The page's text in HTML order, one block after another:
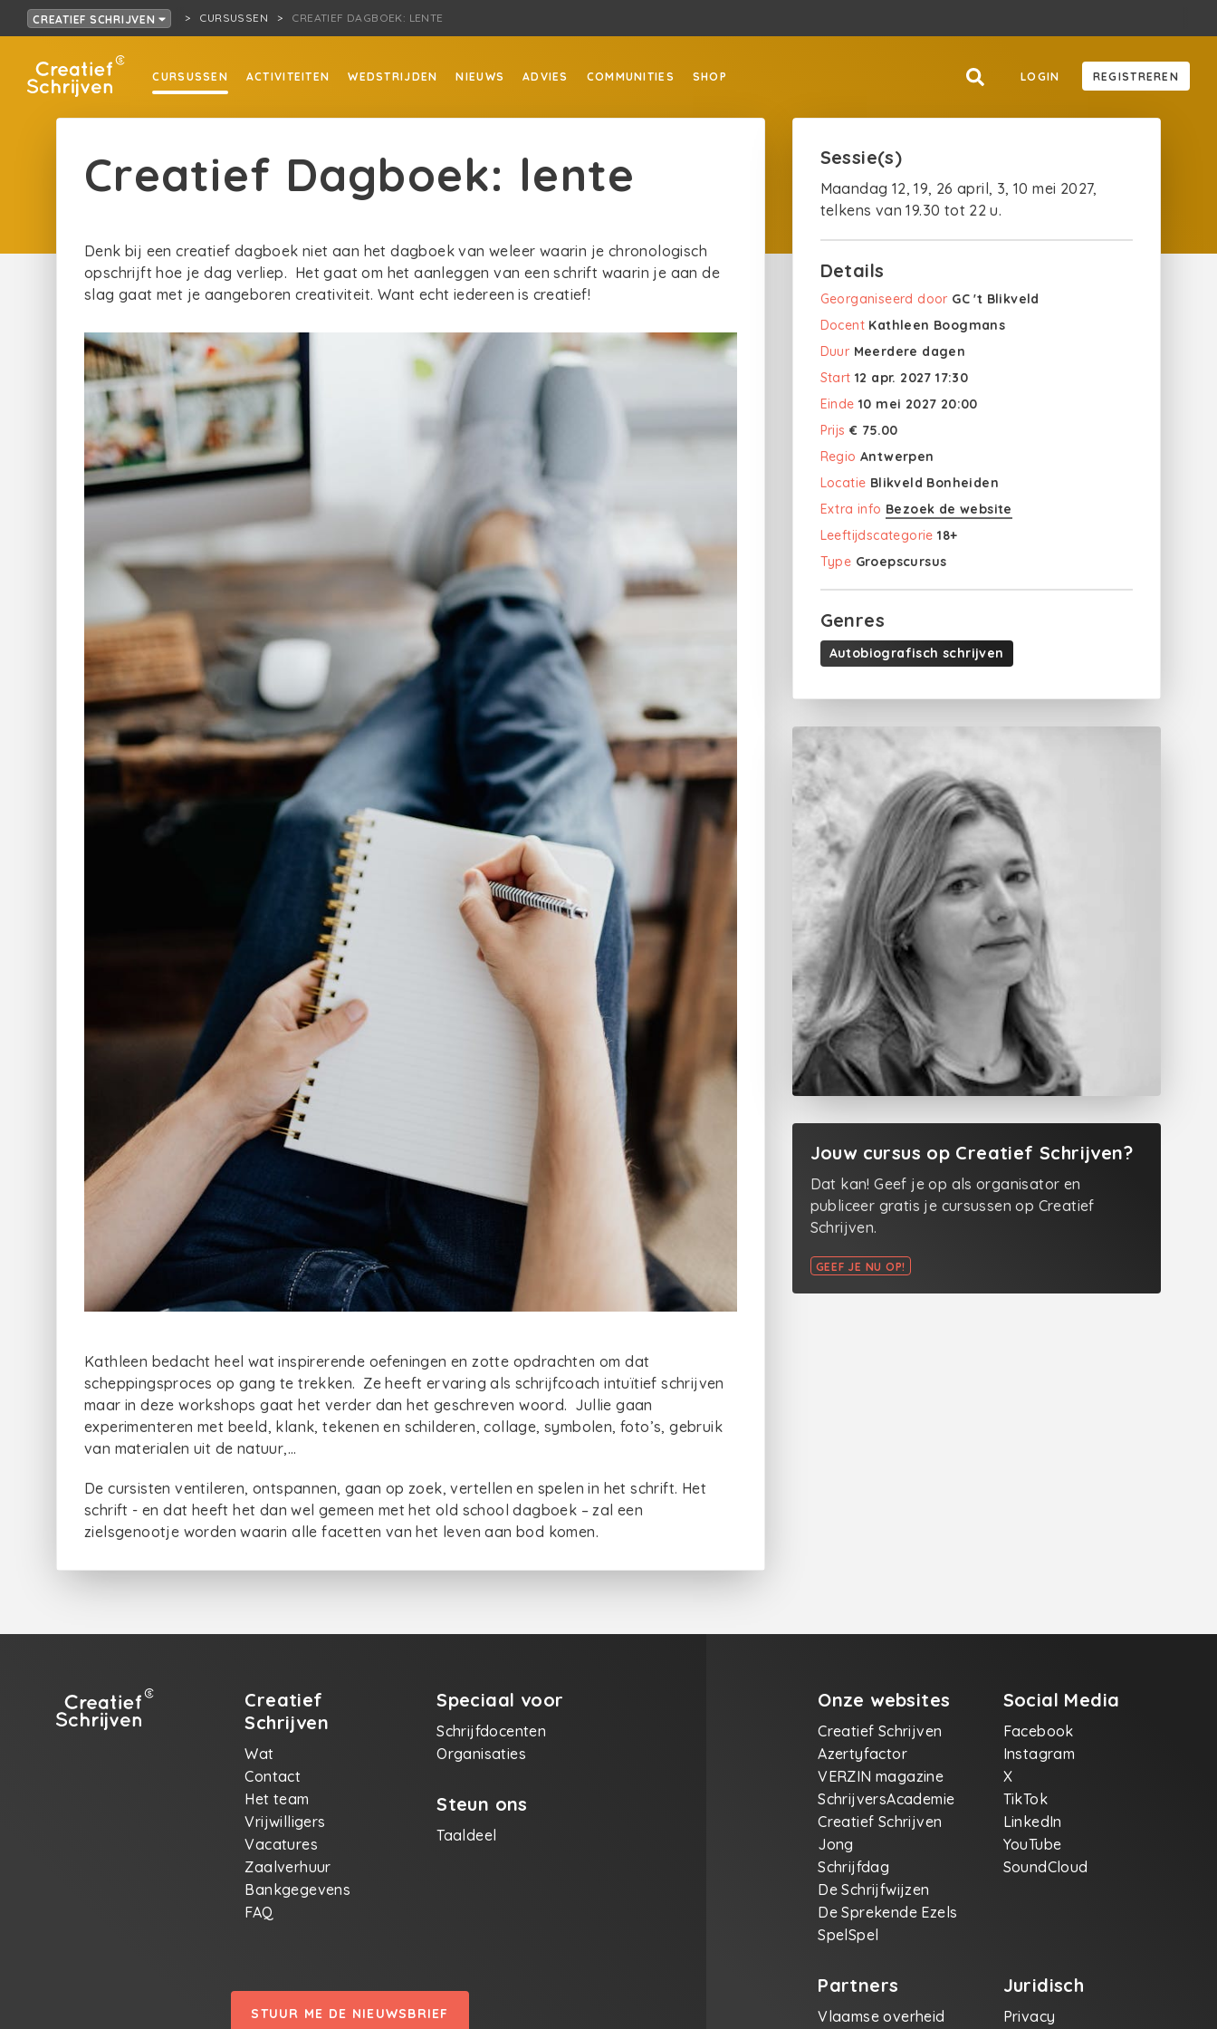
CREATIEF SCHRIJVEN CURSUSSEN CREATIEF DAGBOEK: LENTE
CURSUSSEN ACTIVITEITEN WEDSTRIJDEN NIEUWS ADVIES COMMUNITIES SHOP LOGIN REGISTREREN
Creatief Dagboek: lente
Denk bij een creatief dagboek niet aan het dagboek van weleer waarin je chronologisch
opschrijft hoe je dag verliep. Het gaat om het aanleggen van een schrift waarin je aan de
slag gaat met je aangeboren creativiteit. Want echt iedereen is creatief!
Kathleen bedacht heel wat inspirerende oefeningen en zotte opdrachten om dat
scheppingsproces op gang te trekken. Ze heeft ervaring als schrijfcoach intuïtief schrijven
maar in deze workshops gaat het verder dan het geschreven woord. Jullie gaan
experimenteren met beeld, klank, tekenen en schilderen, collage, symbolen, foto’s, gebruik
van materialen uit de natuur,…
De cursisten ventileren, ontspannen, gaan op zoek, vertellen en spelen in het schrift. Het
schrift - en dat heeft het dan wel gemeen met het old school dagboek – zal een
zielsgenootje worden waarin alle facetten van het leven aan bod komen.
Sessie(s)
Maandag 12, 19, 26 april, 3, 10 mei 2027,
telkens van 19.30 tot 22 u.
Details
Georganiseerd door GC 't Blikveld
Docent Kathleen Boogmans
Duur Meerdere dagen
Start 12 apr. 2027 17:30
Einde 10 mei 2027 20:00
Prijs € 75.00
Regio Antwerpen
Locatie Blikveld Bonheiden
Extra info Bezoek de website
Leeftijdscategorie 18+
Type Groepscursus
Genres
Autobiografisch schrijven
Jouw cursus op Creatief Schrijven?
Dat kan! Geef je op als organisator en
publiceer gratis je cursussen op Creatief
Schrijven.
GEEF JE NU OP!
Creatief
Schrijven
Wat
Contact
Het team
Vrijwilligers
Vacatures
Zaalverhuur
Bankgegevens
FAQ
Speciaal voor
Schrijfdocenten
Organisaties
Steun ons
Taaldeel
STUUR ME DE NIEUWSBRIEF
Onze websites
Creatief Schrijven
Azertyfactor
VERZIN magazine
SchrijversAcademie
Creatief Schrijven
Jong
Schrijfdag
De Schrijfwijzen
De Sprekende Ezels
SpelSpel
Social Media
Facebook
Instagram
X
TikTok
LinkedIn
YouTube
SoundCloud
Partners
Vlaamse overheid
Juridisch
Privacy